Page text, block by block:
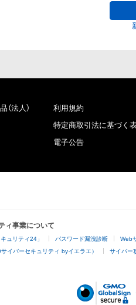
（法人）
利用規約
特定商取引法に基づく
電子公告
ィ事業について
ュリティ24」 パスワード漏洩診断 Web
イバーセキュリティ byイエラエ） サイバー